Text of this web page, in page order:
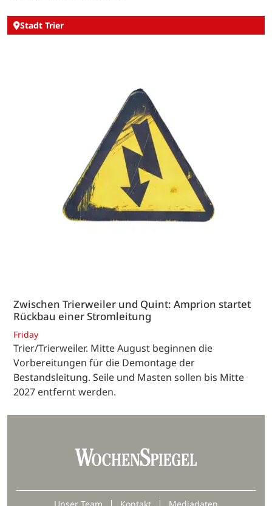
Stadt Trier
Zwischen Trierweiler und Quint: Amprion startet
Rückbau einer Stromleitung
Friday
Trier/Trierweiler. Mitte August beginnen die
Vorbereitungen für die Demontage der
Bestandsleitung. Seile und Masten sollen bis Mitte
2027 entfernt werden.